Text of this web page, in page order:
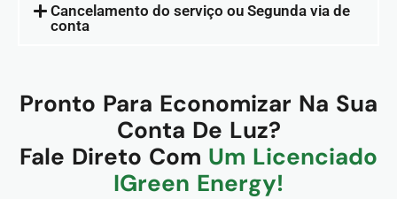
Cancelamento do serviço ou Segunda via de
conta
Pronto Para Economizar Na Sua
Conta De Luz?
Fale Direto Com Um Licenciado
IGreen Energy!